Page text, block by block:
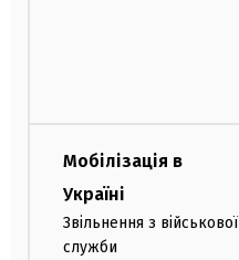
Мобілізація в
Україні
Звільнення з військової
служби